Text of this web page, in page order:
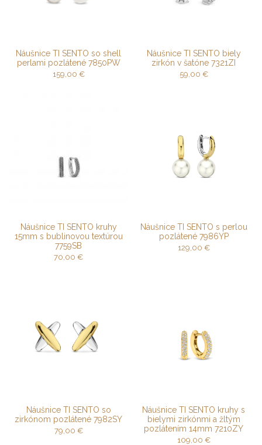
Náušnice TI SENTO so shell
perlami pozlátené 7850PW
159,00 €
Náušnice TI SENTO biely
zirkón v šatóne 7321ZI
59,00 €
Náušnice TI SENTO kruhy
15mm s bublinovou textúrou
7759SB
70,00 €
Náušnice TI SENTO s perlou
pozlátené 7986YP
129,00 €
Náušnice TI SENTO so
zirkónom pozlátené 7982SY
79,00 €
Náušnice TI SENTO kruhy s
bielymi zirkónmi a žltým
pozlátením 14mm 7210ZY
109,00 €